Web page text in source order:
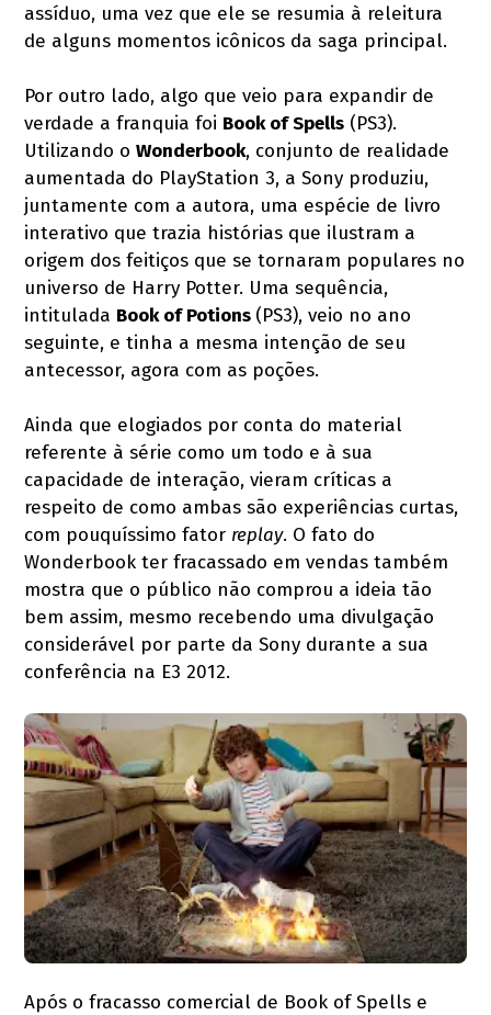
assíduo, uma vez que ele se resumia à releitura
de alguns momentos icônicos da saga principal.
Por outro lado, algo que veio para expandir de
verdade a franquia foi Book of Spells (PS3).
Utilizando oWonderbook, conjunto de realidade
aumentada do PlayStation 3, a Sony produziu,
juntamente com a autora, uma espécie de livro
interativo que trazia histórias que ilustram a
origem dos feitiços que se tornaram populares no
universo de Harry Potter. Uma sequência,
intitulada Book of Potions (PS3), veio no ano
seguinte, e tinha a mesma intenção de seu
antecessor, agora com as poções.
Ainda que elogiados por conta do material
referente à série como um todo e à sua
capacidade de interação, vieram críticas a
respeito de como ambas são experiências curtas,
com pouquíssimo fator replay. O fato do
Wonderbook ter fracassado em vendas também
mostra que o público não comprou a ideia tão
bem assim, mesmo recebendo uma divulgação
considerável por parte da Sony durante a sua
conferência na E3 2012.
Após o fracasso comercial de Book of Spells e